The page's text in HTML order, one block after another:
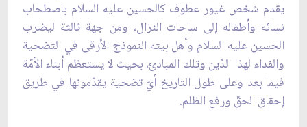
يقدم شخص غيور عطوف كالحسين عليه السلام باصطحاب
نسائه وأطفاله إلى ساحات النزال، ومن جهة ثالثة ليضرب
الحسين عليه السلام وأهل بيته النموذج الأرقى في التضحية
والفداء لهذا الدّين وتلك المبادئ، بحيث لا يستعظم أبناء الأمّة
فيما بعد وعلى طول التاريخ أيّ تضحية يقدّمونها في طريق
إحقاق الحقّ ورفع الظلم.